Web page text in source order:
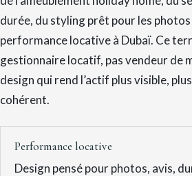
durée, du styling prêt pour les
performance locative à Dubaï. Ce
gestionnaire locatif, pas vendeur de
design qui rend l’actif plus visible,
cohérent.
Performance locative
Design pensé pour photos, avis,